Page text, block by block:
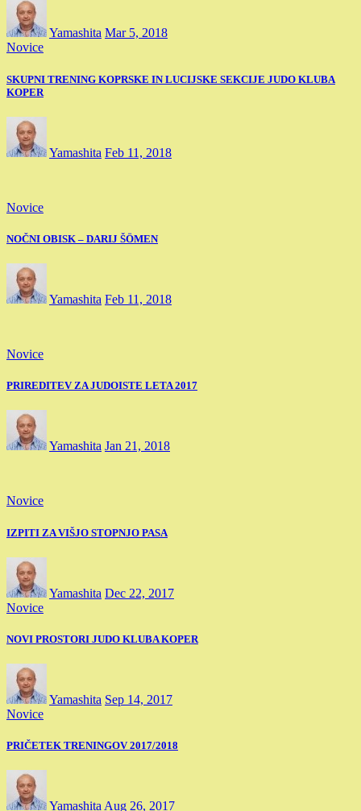
Yamashita Mar 5, 2018
Novice
SKUPNI TRENING KOPRSKE IN LUCIJSKE SEKCIJE JUDO KLUBA
KOPER
Yamashita Feb 11, 2018
Novice
NOČNI OBISK – DARIJ ŠÖMEN
Yamashita Feb 11, 2018
Novice
PRIREDITEV ZA JUDOISTE LETA 2017
Yamashita Jan 21, 2018
Novice
IZPITI ZA VIŠJO STOPNJO PASA
Yamashita Dec 22, 2017
Novice
NOVI PROSTORI JUDO KLUBA KOPER
Yamashita Sep 14, 2017
Novice
PRIČETEK TRENINGOV 2017/2018
YamashitaAug 26, 2017